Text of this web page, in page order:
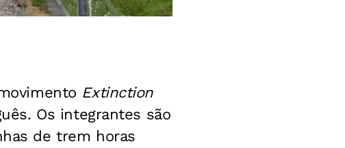
Extinction
Os integrantes são
de trem horas